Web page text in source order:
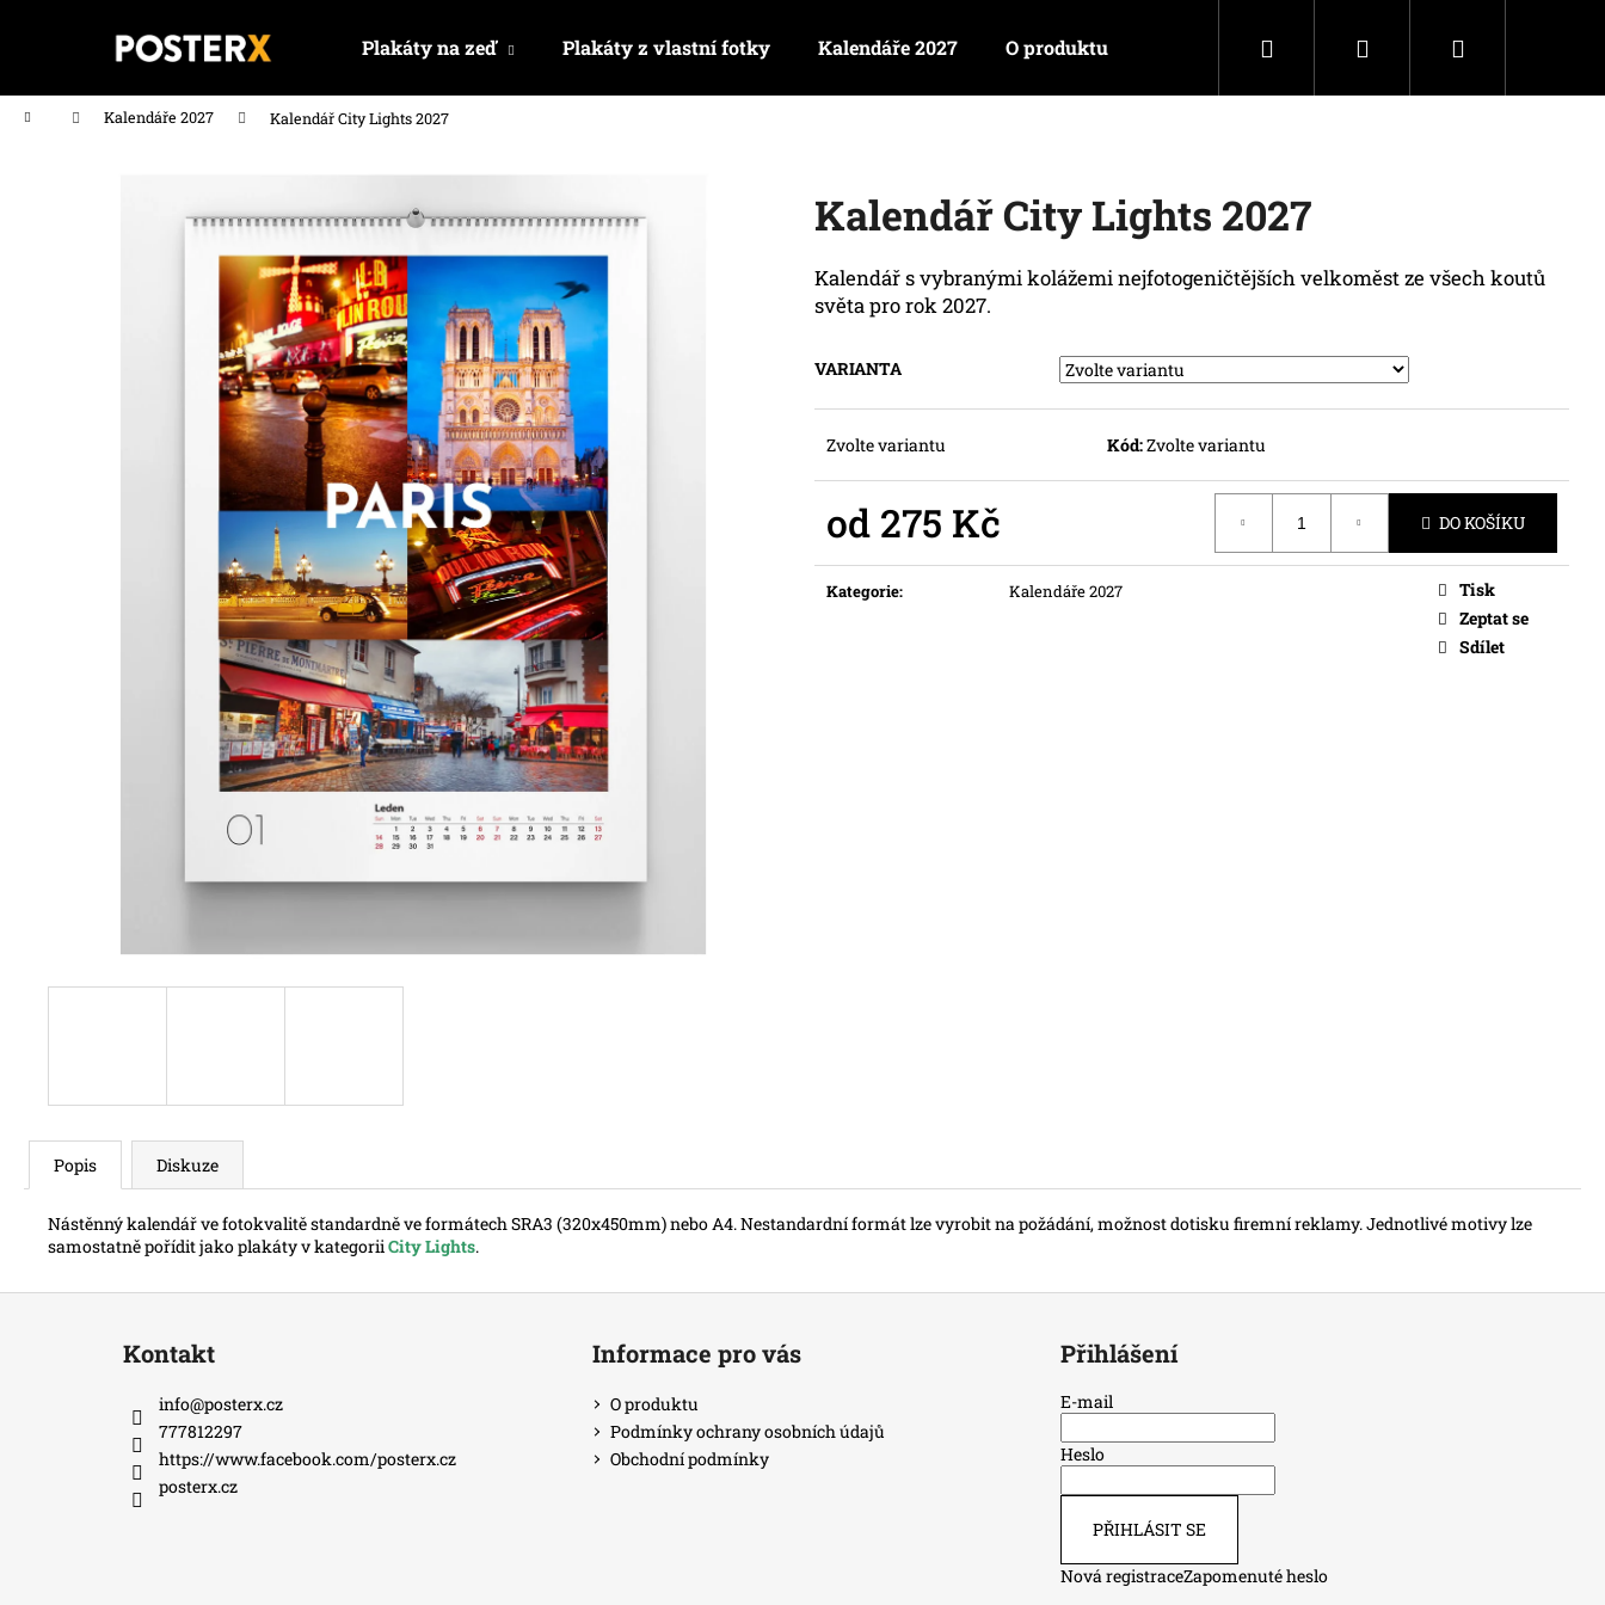
Plakáty na zeď Plakáty z vlastní fotky Kalendáře 2027 O produktu Hledat PřihlášeníNákupní
Domů Kalendáře 2027 Kalendář City Lights 2027
Kalendář City Lights 2027
Kalendář s vybranými kolážemi nejfotogeničtějších velkoměst ze všech koutů
světa pro rok 2027.
VARIANTA
Zvolte variantu Kód:Zvolte variantu
od 275 Kč DO KOŠÍKU
Kategorie: Kalendáře 2027
Tisk
Zeptat se
Sdílet
Popis Diskuze
Nástěnný kalendář ve fotokvalitě standardně ve formátech SRA3 (320x450mm) nebo A4. Nestandardní formát lze vyrobit na požádání, možnost dotisku firemní reklamy. Jednotlivé motivy lze
samostatně pořídit jako plakáty v kategoriiCity Lights.
í
Zpět
do
obchodu
Zpět
do
obchodu
HLEDAT
Kontakt
info@posterx.cz
777812297
https://www.facebook.com/posterx.cz
posterx.cz
Informace pro vás
O produktu
Podmínky ochrany osobních údajů
Obchodní podmínky
Přihlášení
E-mail
Heslo
PŘIHLÁSIT SE
Nová registraceZapomenuté heslo